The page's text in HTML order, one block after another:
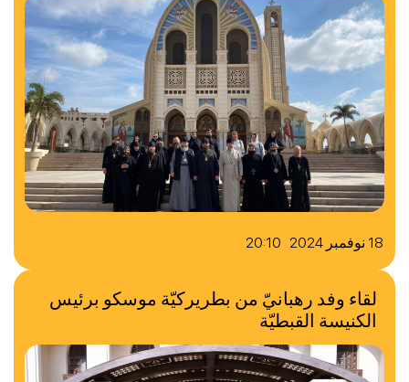
18 نوفمبر 2024 20:10
لقاء وفد رهبانيّ من بطريركيّة موسكو برئيس
الكنيسة القبطيّة